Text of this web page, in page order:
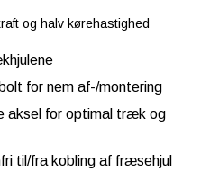
og halv kørehastighed
for nem af-/montering
aksel for optimal træk og
til/fra kobling af fræsehjul